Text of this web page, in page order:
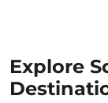
Explore